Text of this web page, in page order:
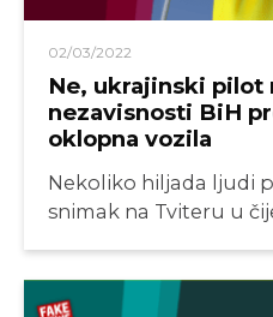
02/03/2022
Ne, ukrajinski pilot
nezavisnosti BiH
oklopna vozila
Nekoliko hiljada ljudi
snimak na Tviteru u